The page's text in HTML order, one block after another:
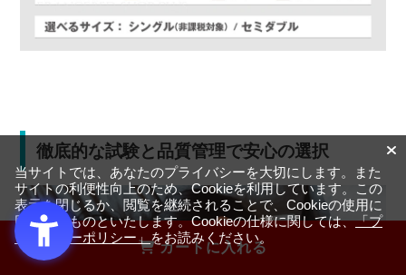
カートに入れる
徹底的な試験と品質管理で安心の選択
当サイトでは、あなたのプライバシーを大切にします。また
サイトの利便性向上のため、Cookieを利用しています。この
表示を閉じるか、閲覧を継続されることで、Cookieの使用に
同意するものといたします。Cookieの仕様に関しては、「プ
ライバシーポリシー」をお読みください。